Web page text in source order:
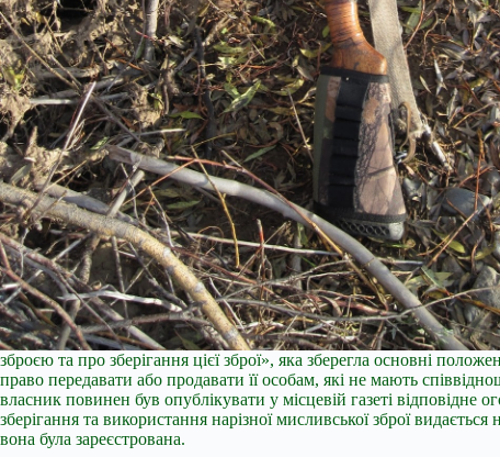
зброєю та про зберігання цієї зброї», яка зберегла основні
право передавати або продавати її особам, які не мають
власник повинен був опублікувати у місцевій газеті
зберігання та використання нарізної мисливської зброї
вона була зареєстрована.